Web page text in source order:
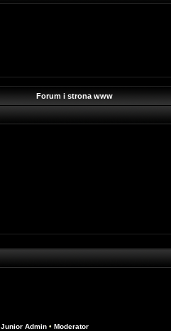
Forum i strona www
Junior Admin • Moderator